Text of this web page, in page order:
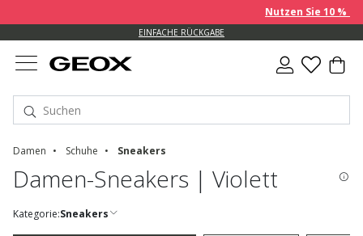
Nutzen Sie 10 %
EINFACHE RÜCKGABE
Damen Schuhe Sneakers
Damen-Sneakers | Violett
Kategorie:Sneakers